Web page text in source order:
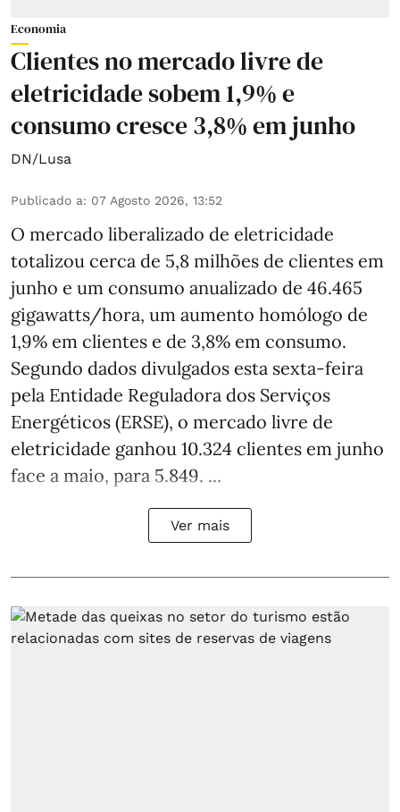
Economia
Clientes no mercado livre de
eletricidade sobem 1,9% e
consumo cresce 3,8% em junho
DN/Lusa
Publicado a: 07 Agosto 2026, 13:52
O mercado liberalizado de eletricidade
totalizou cerca de 5,8 milhões de clientes em
junho e um consumo anualizado de 46.465
gigawatts/hora, um aumento homólogo de
1,9% em clientes e de 3,8% em consumo.
Segundo dados divulgados esta sexta-feira
pela Entidade Reguladora dos Serviços
Energéticos (ERSE), o mercado livre de
eletricidade ganhou 10.324 clientes em junho
face a maio, para 5.849. ...
Ver mais